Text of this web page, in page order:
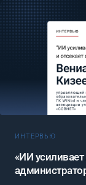
ИНТЕРВЬЮ
«ИИ